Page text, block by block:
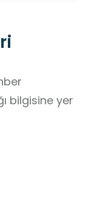
bilgisine yer